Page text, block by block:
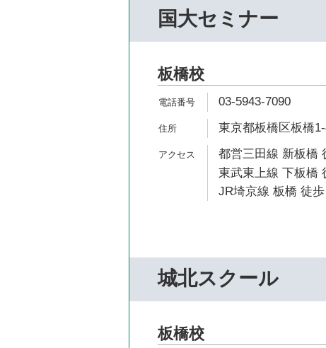
国大セミナー
板橋校
03-5943-7090
東京都板橋区板橋
都営三田線 新板橋
東武東上線 下板橋
JR埼京線 板橋 徒
城北スクール
板橋校